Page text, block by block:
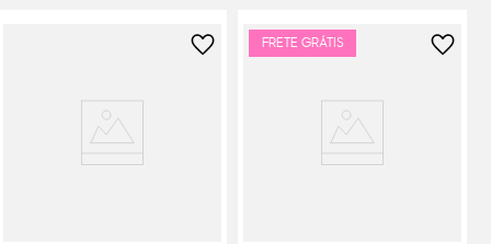
FRETE GRÁTIS